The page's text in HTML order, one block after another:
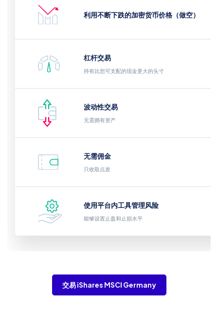
利用不断下跌的加密货币价格（做空）
杠杆交易
持有比您可支配的现金更大的头寸
波动性交易
无需拥有资产
无需佣金
只收取点差
使用平台内工具管理风险
能够设置止盈和止损水平
交易 iShares MSCI Germany